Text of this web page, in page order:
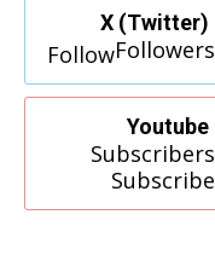
X (Twitter)
Followers
Follow
Youtube
Subscribers
Subscribe